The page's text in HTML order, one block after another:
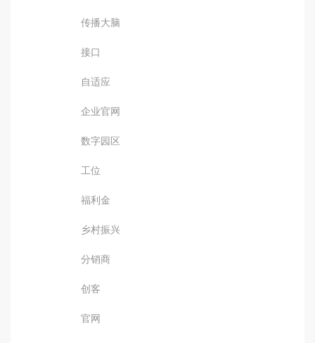
传播大脑
接口
自适应
企业官网
数字园区
工位
福利金
乡村振兴
分销商
创客
官网